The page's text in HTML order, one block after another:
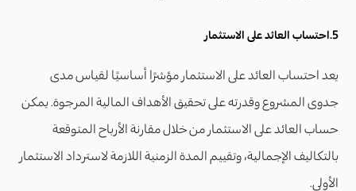
5.احتساب العائد على الاستثمار
يعد احتساب العائد على الاستثمار مؤشرًا أساسيًا لقياس مدى
جدوى المشروع وقدرته على تحقيق الأهداف المالية المرجوة. يمكن
حساب العائد على الاستثمار من خلال مقارنة الأرباح المتوقعة
بالتكاليف الإجمالية، وتقييم المدة الزمنية اللازمة لاسترداد الاستثمار
الأولي.